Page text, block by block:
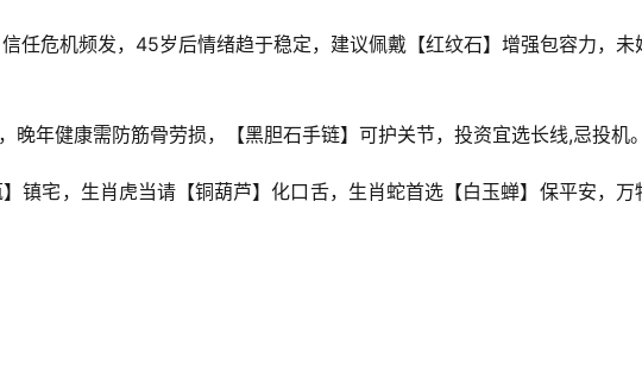
任危机频发，45岁后情绪趋于稳定，建议佩戴【红纹石】增强包容力，未
晚年健康需防筋骨劳损，【黑胆石手链】可护关节，投资宜选长线,忌投机。
镇宅，生肖虎当请【铜葫芦】化口舌，生肖蛇首选【白玉蝉】保平安，万